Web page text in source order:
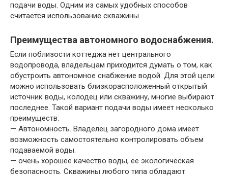
подачи воды. Одним из самых удобных способов
считается использование скважины.
Преимущества автономного водоснабжения.
Если поблизости коттеджа нет центрального
водопровода, владельцам приходится думать о том, как
обустроить автономное снабжение водой. Для этой цели
можно использовать близкорасположенный открытый
источник воды, колодец или скважину, многие выбирают
последнее. Такой вариант подачи воды имеет несколько
преимуществ:
— Автономность. Владелец загородного дома имеет
возможность самостоятельно контролировать объем
подаваемой воды.
— очень хорошее качество воды, ее экологическая
безопасность. Скважины любого типа обладают